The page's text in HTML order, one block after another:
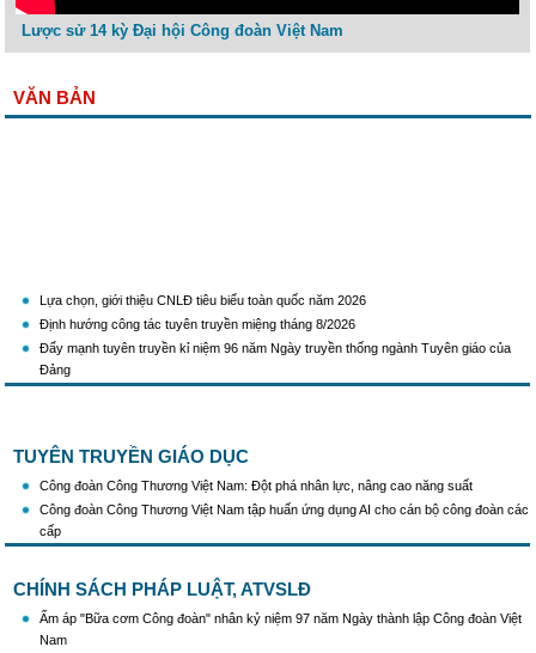
Lược sử 14 kỳ Đại hội Công đoàn Việt Nam
VĂN BẢN
Định hướng công tác tuyên truyền miệng tháng 8/2026
Đẩy mạnh tuyên truyền kỉ niệm 96 năm Ngày truyền thống ngành Tuyên giáo của
Đảng
Kế hoạch Tổ chức Cuộc thi sáng tạo video, clip tuyên truyền phòng, chống tác hại
10/01/2026 của Ban Bí thư TW Đảng về "Tăng cường sự lãnh đạo của Đảng đối với
công tác truyên truyền,giáo dục chính trị,tư tưởng,pháp luật cho công nhân trong
tình hình mới"
Triển khai thực hiện Hướng dẫn số 28/HD-BTGDVTW về xác định, lựa chọn ngày
truyền thống, ngày thành lập, ngày tái lập sau sắp xếp tổ chức bộ máy của hệ thống
Triển khai truyền thông "Chiến dịch 500 ngày đêm đẩy mạnh thực hiện tìm kiếm, quy
tập và xác định danh tính hài cốt liệt sĩ"
Hướng dẫn tuyên truyền kỷ niệm 97 năm Ngày thành lập Công đoàn Việt Nam
(28/7/1929 - 28/7/2026)
TUYÊN TRUYỀN GIÁO DỤC
Công đoàn Công Thương Việt Nam: Đột phá nhân lực, nâng cao năng suất
Công đoàn Công Thương Việt Nam tập huấn ứng dụng AI cho cán bộ công đoàn các
cấp
CHÍNH SÁCH PHÁP LUẬT, ATVSLĐ
Ấm áp "Bữa cơm Công đoàn" nhân kỷ niệm 97 năm Ngày thành lập Công đoàn Việt
Nam